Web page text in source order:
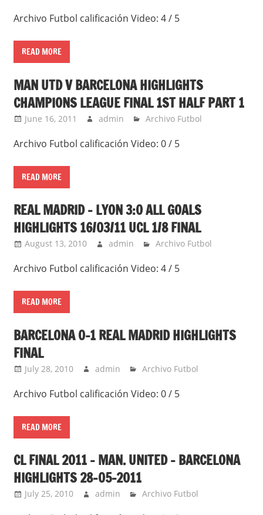
Archivo Futbol calificación Video: 4 / 5
READ MORE
MAN UTD V BARCELONA HIGHLIGHTS
CHAMPIONS LEAGUE FINAL 1ST HALF PART 1
June 16, 2011 admin Archivo Futbol
Archivo Futbol calificación Video: 0 / 5
READ MORE
REAL MADRID – LYON 3:0 ALL GOALS
HIGHLIGHTS 16/03/11 UCL 1/8 FINAL
August 13, 2010 admin Archivo Futbol
Archivo Futbol calificación Video: 4 / 5
READ MORE
BARCELONA 0-1 REAL MADRID HIGHLIGHTS
FINAL
July 28, 2010 admin Archivo Futbol
Archivo Futbol calificación Video: 0 / 5
READ MORE
CL FINAL 2011 – MAN. UNITED – BARCELONA
HIGHLIGHTS 28-05-2011
July 25, 2010 admin Archivo Futbol